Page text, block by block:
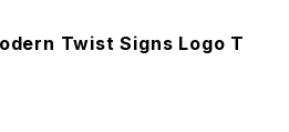
Twist Signs Logo T